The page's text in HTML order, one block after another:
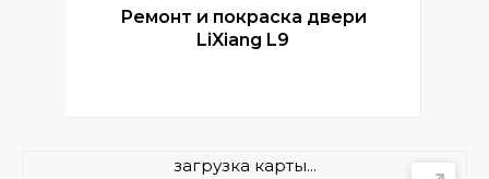
Ремонт и покраска двери
LiXiang L9
загрузка карты...